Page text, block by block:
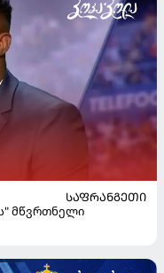
ᲡᲐᲤᲠᲐᲜᲒᲔᲗᲘ
მწვრთნელი